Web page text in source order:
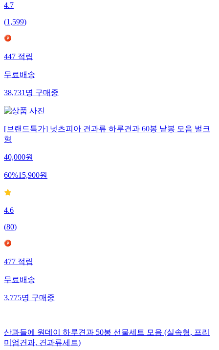
4.7
(1,599)
447적립
무료배송
38,731명구매중
[브랜드특가] 넛츠피아 견과류 하루견과 60봉 낱봉 모음 벌크
형
40,000원
60%15,900원
4.6
(80)
477적립
무료배송
3,775명구매중
산과들에 원데이 하루견과 50봉 선물세트 모음 (실속형, 프리
미엄견과, 견과류세트)